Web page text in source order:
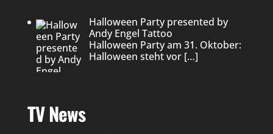
Halloween Party presented by
Andy Engel Tattoo
Halloween Party am 31. Oktober:
Halloween steht vor […]
TV News